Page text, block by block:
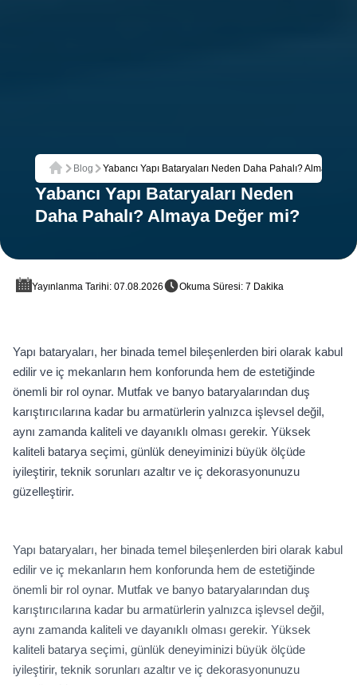
Ana Sayfa
Blog Yabancı Yapı Bataryaları Neden Daha Pahalı? Almaya
Yabancı Yapı Bataryaları Neden
Daha Pahalı? Almaya Değer mi?
Yayınlanma Tarihi: 07.08.2026 Okuma Süresi: 7 Dakika
Yapı bataryaları, her binada temel bileşenlerden biri olarak kabul
edilir ve iç mekanların hem konforunda hem de estetiğinde
önemli bir rol oynar. Mutfak ve banyo bataryalarından duş
karıştırıcılarına kadar bu armatürlerin yalnızca işlevsel değil,
aynı zamanda kaliteli ve dayanıklı olması gerekir. Yüksek
kaliteli batarya seçimi, günlük deneyiminizi büyük ölçüde
iyileştirir, teknik sorunları azaltır ve iç dekorasyonunuzu
güzelleştirir.
Yapı bataryaları, her binada temel bileşenlerden biri olarak kabul
edilir ve iç mekanların hem konforunda hem de estetiğinde
önemli bir rol oynar. Mutfak ve banyo bataryalarından duş
karıştırıcılarına kadar bu armatürlerin yalnızca işlevsel değil,
aynı zamanda kaliteli ve dayanıklı olması gerekir. Yüksek
kaliteli batarya seçimi, günlük deneyiminizi büyük ölçüde
iyileştirir, teknik sorunları azaltır ve iç dekorasyonunuzu